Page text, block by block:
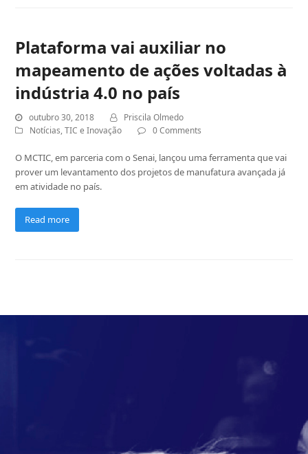
Plataforma vai auxiliar no
mapeamento de ações voltadas à
indústria 4.0 no país
outubro 30, 2018
Priscila Olmedo
Notícias,TIC e Inovação 0 Comments
O MCTIC, em parceria com o Senai, lançou uma ferramenta que vai
prover um levantamento dos projetos de manufatura avançada já
em atividade no país.
Read more